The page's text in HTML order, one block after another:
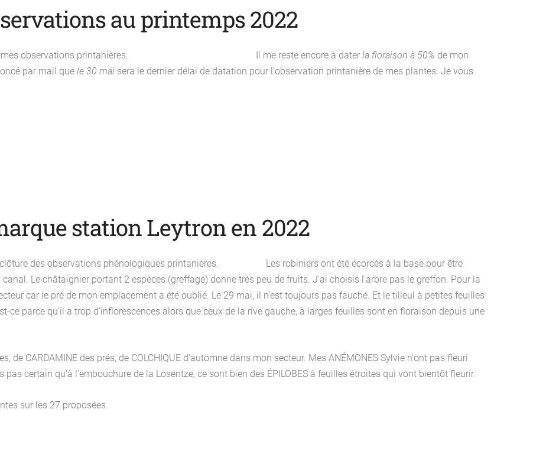
au printemps 2022
bout de mes observations printanières. Il me reste encore à dater la floraison à 50% de mon
par mail que le 30 mai sera le dernier délai de datation pour l'observation printanière de mes plantes. Je vous
station Leytron en 2022
des observations phénologiques printanières. Les robiniers ont été écorcés à la base pour être
Le châtaignier portant 2 espèces (greffage) donne très peu de fruits. J'ai choisis l'arbre pas le greffon. Pour la
car le pré de mon emplacement a été oublié. Le 29 mai, il n'est toujours pas fauché. Et le tilleul à petites feuilles
ce parce qu'il a trop d'inflorescences alors que ceux de la rive gauche, à larges feuilles sont en floraison depuis une
de CARDAMINE des prés, de COLCHIQUE d'automne dans mon secteur. Mes ANÉMONES Sylvie n'ont pas fleuri
certain qu'à l'embouchure de la Losentze, ce sont bien des ÉPILOBES à feuilles étroites qui vont bientôt fleurir.
sur les 27 proposées.